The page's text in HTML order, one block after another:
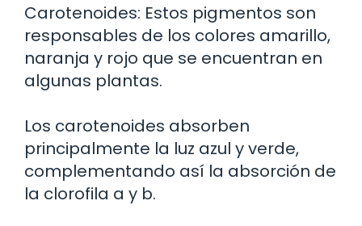
Carotenoides: Estos pigmentos son
responsables de los colores amarillo,
naranja y rojo que se encuentran en
algunas plantas.
Los carotenoides absorben
principalmente la luz azul y verde,
complementando así la absorción de
la clorofila a y b.